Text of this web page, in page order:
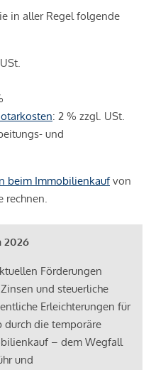
in aller Regel folgende
: 2 % zzgl. USt.
und
beim Immobilienkaufvon
rechnen.
2026
Förderungen
und steuerliche
Erleichterungen für
die temporäre
– dem Wegfall
und